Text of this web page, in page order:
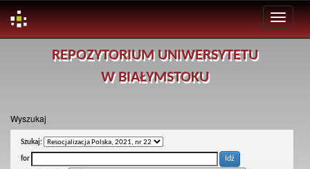
REPOZYTORIUM UNIWERSYTETU
W BIAŁYMSTOKU
Wyszukaj
Szukaj:
for